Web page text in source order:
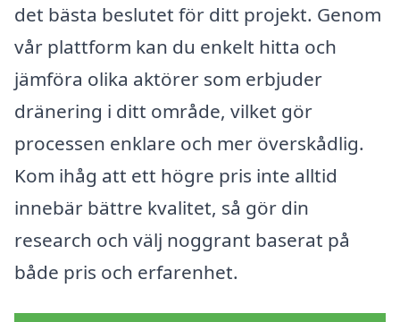
det bästa beslutet för ditt projekt. Genom
vår plattform kan du enkelt hitta och
jämföra olika aktörer som erbjuder
dränering i ditt område, vilket gör
processen enklare och mer överskådlig.
Kom ihåg att ett högre pris inte alltid
innebär bättre kvalitet, så gör din
research och välj noggrant baserat på
både pris och erfarenhet.